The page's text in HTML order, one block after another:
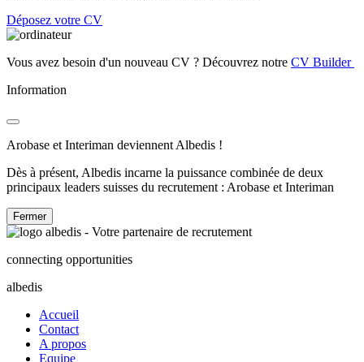
Déposez votre CV
Vous avez besoin d'un nouveau CV ? Découvrez notre CV Builder
Information
Arobase et Interiman deviennent Albedis !
Dès à présent, Albedis incarne la puissance combinée de deux
principaux leaders suisses du recrutement : Arobase et Interiman
Fermer
connecting opportunities
albedis
Accueil
Contact
A propos
Equipe